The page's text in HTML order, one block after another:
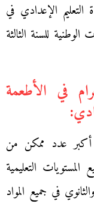
الإعدادي في
للسنة الثالثة
في الأطعمة
أكبر عدد ممكن من
التعليمية
في جميع المواد